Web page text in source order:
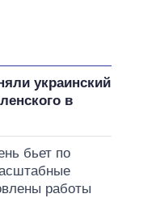
украинский
в
бьет по
работы